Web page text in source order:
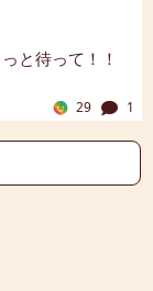
ます。この記
要、接種時
と待って！！
29 1